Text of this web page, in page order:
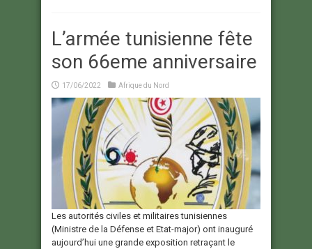
L’armée tunisienne fête
son 66eme anniversaire
17/06/2022 Afrique du Nord
Les autorités civiles et militaires tunisiennes
(Ministre de la Défense et Etat-major) ont inauguré
aujourd’hui une grande exposition retraçant le